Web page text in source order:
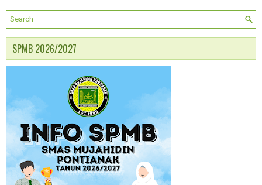
SPMB 2026/2027